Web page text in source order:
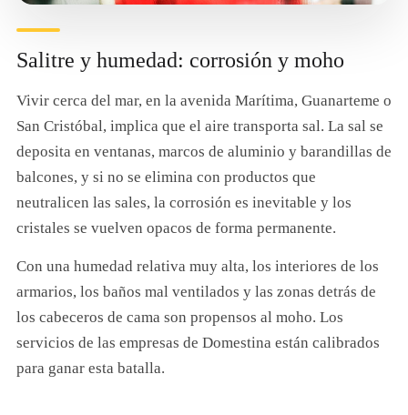
Salitre y humedad: corrosión y moho
Vivir cerca del mar, en la avenida Marítima, Guanarteme o
San Cristóbal, implica que el aire transporta sal. La sal se
deposita en ventanas, marcos de aluminio y barandillas de
balcones, y si no se elimina con productos que
neutralicen las sales, la corrosión es inevitable y los
cristales se vuelven opacos de forma permanente.
Con una humedad relativa muy alta, los interiores de los
armarios, los baños mal ventilados y las zonas detrás de
los cabeceros de cama son propensos al moho. Los
servicios de las empresas de Domestina están calibrados
para ganar esta batalla.